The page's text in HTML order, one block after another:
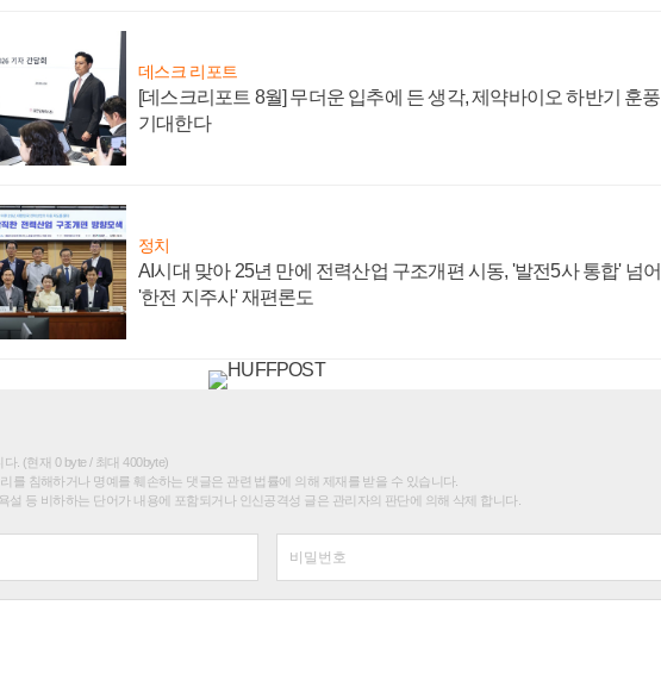
데스크 리포트
[데스크리포트 8월] 무더운 입추에 든 생각, 제약바이오 하반기 훈풍
기대한다
정치
AI시대 맞아 25년 만에 전력산업 구조개편 시동, '발전5사 통합' 넘어
'한전 지주사' 재편론도
. (현재 0 byte / 최대 400byte)
를 침해하거나 명예를 훼손하는 댓글은 관련 법률에 의해 제재를 받을 수 있습니다.
설 등 비하하는 단어가 내용에 포함되거나 인신공격성 글은 관리자의 판단에 의해 삭제 합니다.